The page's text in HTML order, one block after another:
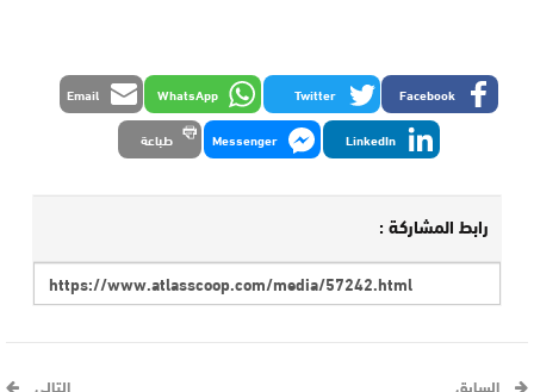
Facebook
Twitter
WhatsApp
Email
LinkedIn
Messenger طباعة
رابط المشاركة :